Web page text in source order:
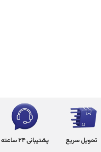
تحویل سریع پشتیبانی 24 ساعته